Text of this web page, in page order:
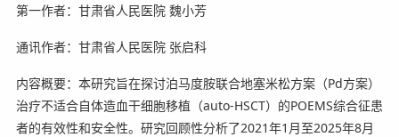
第一作者：甘肃省人民医院 魏小芳
通讯作者：甘肃省人民医院 张启科
内容概要：本研究旨在探讨泊马度胺联合地塞米松方案（Pd方案）
治疗不适合自体造血干细胞移植（auto-HSCT）的POEMS综合征患
者的有效性和安全性。研究回顾性分析了2021年1月至2025年8月